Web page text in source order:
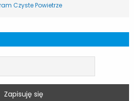
Czyste Powietrze